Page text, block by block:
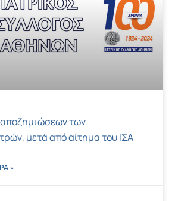
των
μετά από αίτημα του ΙΣΑ
»